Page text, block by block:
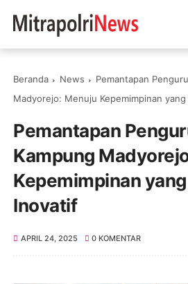
Beranda News
Pemantapan
Madyorejo: Menuju Kepemimpinan
Pemantapan
Kampung
Kepemimpinan
Inovatif
APRIL 24, 2025 0 KOMENTAR